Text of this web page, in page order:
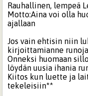
Rauhallinen, lempeä
Motto:Aina voi olla
ajallaan
Jos vain ehtisin niin
kirjoittamianne runoja.
Onneksi huomaan
löydän uusia ihania
Kiitos kun luette ja
tekeleisiin**